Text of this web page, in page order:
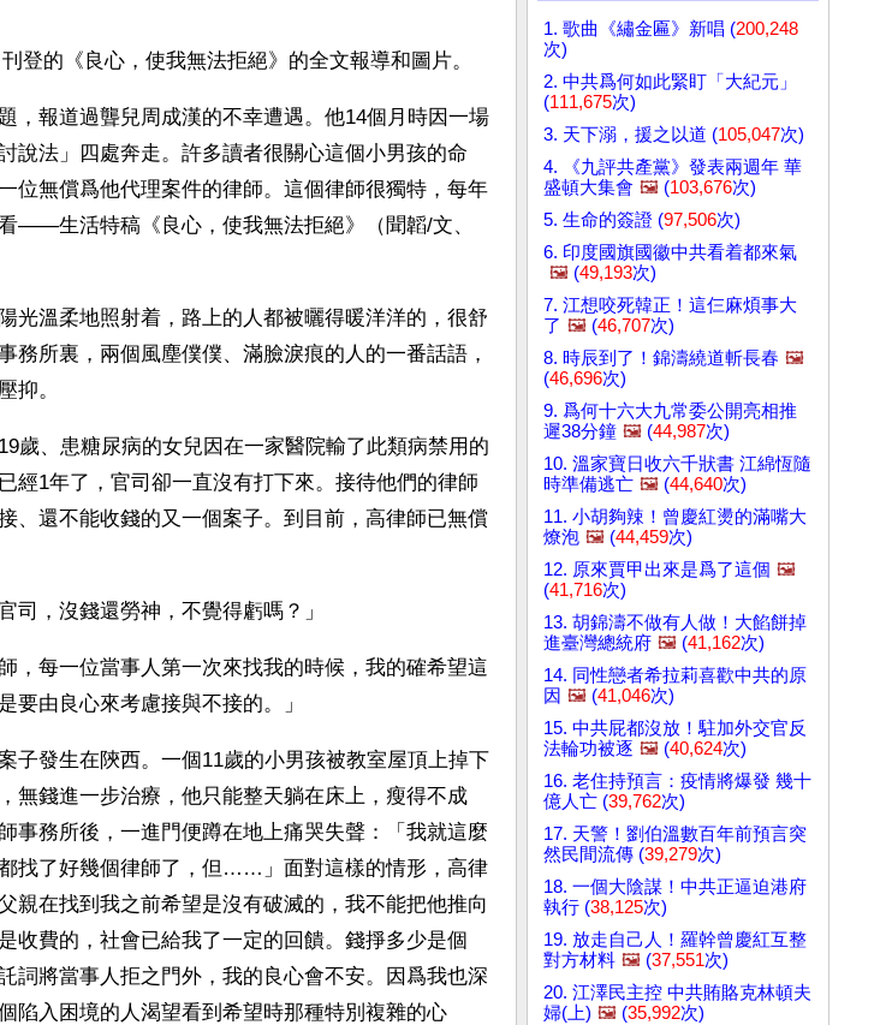
登的《良心，使我無法拒絕》的全文報導和圖片。
，報道過聾兒周成漢的不幸遭遇。他14個月時因一場
說法」四處奔走。許多讀者很關心這個小男孩的命
位無償爲他代理案件的律師。這個律師很獨特，每年
——生活特稿《良心，使我無法拒絕》（聞韜/文、
光溫柔地照射着，路上的人都被曬得暖洋洋的，很舒
務所裏，兩個風塵僕僕、滿臉淚痕的人的一番話語，
抑。
歲、患糖尿病的女兒因在一家醫院輸了此類病禁用的
經1年了，官司卻一直沒有打下來。接待他們的律師
、還不能收錢的又一個案子。到目前，高律師已無償
司，沒錢還勞神，不覺得虧嗎？」
，每一位當事人第一次來找我的時候，我的確希望這
要由良心來考慮接與不接的。」
子發生在陝西。一個11歲的小男孩被教室屋頂上掉下
無錢進一步治療，他只能整天躺在床上，瘦得不成
事務所後，一進門便蹲在地上痛哭失聲：「我就這麼
找了好幾個律師了，但……」面對這樣的情形，高律
親在找到我之前希望是沒有破滅的，我不能把他推向
收費的，社會已給我了一定的回饋。錢掙多少是個
詞將當事人拒之門外，我的良心會不安。因爲我也深
陷入困境的人渴望看到希望時那種特別複雜的心
1. 歌曲《繡金匾》新唱 (200,248
次)
2. 中共爲何如此緊盯「大紀元」
(111,675次)
3. 天下溺，援之以道 (105,047次)
4. 《九評共產黨》發表兩週年 華
盛頓大集會 🖼️ (103,676次)
5. 生命的簽證 (97,506次)
6. 印度國旗國徽中共看着都來氣
🖼️ (49,193次)
7. 江想咬死韓正！這仨麻煩事大
了 🖼️ (46,707次)
8. 時辰到了！錦濤繞道斬長春 🖼️
(46,696次)
9. 爲何十六大九常委公開亮相推
遲38分鐘 🖼️ (44,987次)
10. 溫家寶日收六千狀書 江綿恆隨
時準備逃亡 🖼️ (44,640次)
11. 小胡夠辣！曾慶紅燙的滿嘴大
燎泡 🖼️ (44,459次)
12. 原來賈甲出來是爲了這個 🖼️
(41,716次)
13. 胡錦濤不做有人做！大餡餅掉
進臺灣總統府 🖼️ (41,162次)
14. 同性戀者希拉莉喜歡中共的原
因 🖼️ (41,046次)
15. 中共屁都沒放！駐加外交官反
法輪功被逐 🖼️ (40,624次)
16. 老住持預言：疫情將爆發 幾十
億人亡 (39,762次)
17. 天警！劉伯溫數百年前預言突
然民間流傳 (39,279次)
18. 一個大陰謀！中共正逼迫港府
執行 (38,125次)
19. 放走自己人！羅幹曾慶紅互整
對方材料 🖼️ (37,551次)
20. 江澤民主控 中共賄賂克林頓夫
婦(上) 🖼️ (35,992次)